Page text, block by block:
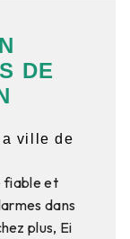
DE
ville de
fiable et
dans
plus, Ei